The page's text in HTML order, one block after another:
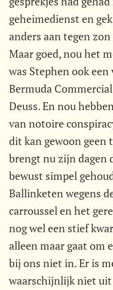
geheimedienst en
anders aan tegen
Maar goed, nou het
was Stephen ook
Bermuda
Deuss. En nou
van notoire
dit kan gewoon geen
brengt nu zijn dagen
bewust simpel
Ballinketen wegens
carroussel en het
nog wel een stief
alleen maar gaat om
bij ons niet in. Er is
waarschijnlijk niet uit